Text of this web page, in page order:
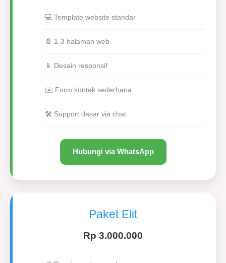
💻 Template website standar
📄 1-3 halaman web
📱 Desain responsif
✉️ Form kontak sederhana
🛠 Support dasar via chat
Hubungi via WhatsApp
Paket Elit
Rp 3.000.000